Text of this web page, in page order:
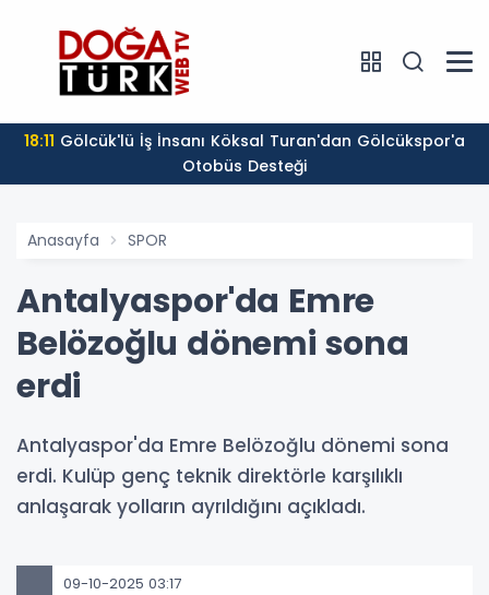
18:11
Otobüs Desteği
Anasayfa SPOR
Antalyaspor'da Emre
Belözoğlu dönemi sona
erdi
Antalyaspor'da Emre Belözoğlu dönemi sona
erdi. Kulüp genç teknik direktörle karşılıklı
anlaşarak yolların ayrıldığını açıkladı.
09-10-2025 03:17